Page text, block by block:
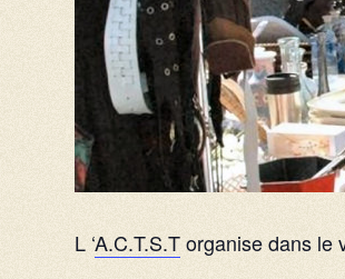
L ‘A.C.T.S.Torganise dans le